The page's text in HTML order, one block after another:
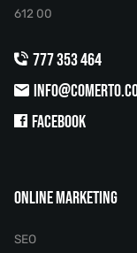
612 00
777 353 464
FACEBOOK
ONLINE MARKETING
SEO